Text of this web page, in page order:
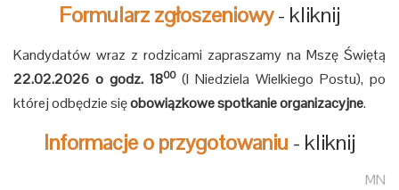
Formularz zgłoszeniowy- kliknij
Kandydatów wraz z rodzicami zapraszamy na Mszę Świętą
22.02.2026 o godz. 1800(I Niedziela Wielkiego Postu), po
której odbędzie sięobowiązkowe spotkanie organizacyjne.
Informacje o przygotowaniu - kliknij
MN